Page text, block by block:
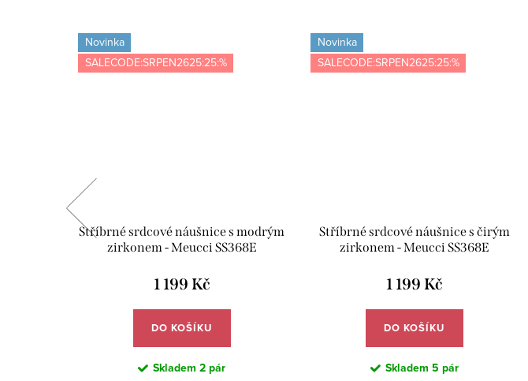
Novinka
SALECODE:SRPEN2625:25:%
Stříbrné srdcové náušnice s modrým
zirkonem - Meucci SS368E
1 199 Kč
DO KOŠÍKU
Skladem 2 pár
Novinka
SALECODE:SRPEN2625:25:%
Stříbrné srdcové náušnice s čirým
zirkonem - Meucci SS368E
1 199 Kč
DO KOŠÍKU
Skladem 5 pár